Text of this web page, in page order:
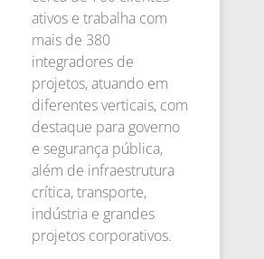
ativos e trabalha com
mais de 380
integradores de
projetos, atuando em
diferentes verticais, com
destaque para governo
e segurança pública,
além de infraestrutura
crítica, transporte,
indústria e grandes
projetos corporativos.